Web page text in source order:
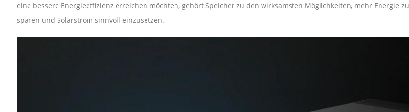
eine bessere Energieeffizienz erreichen möchten, gehört Speicher zu den wirksamsten Möglichkeiten, mehr Energie zu
sparen und Solarstrom sinnvoll einzusetzen.